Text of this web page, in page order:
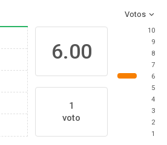
Votos
6.00
1
voto
10
9
8
7
6
5
4
3
2
1